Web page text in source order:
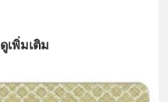
ดูเพิ่มเติม